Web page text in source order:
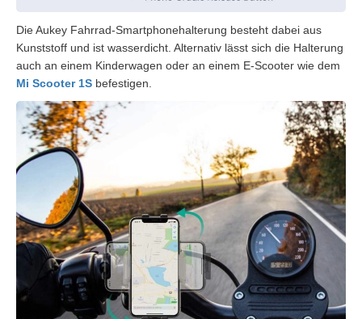
Die Aukey Fahrrad-Smartphonehalterung besteht dabei aus
Kunststoff und ist wasserdicht. Alternativ lässt sich die Halterung
auch an einem Kinderwagen oder an einem E-Scooter wie dem
Mi Scooter 1S befestigen.